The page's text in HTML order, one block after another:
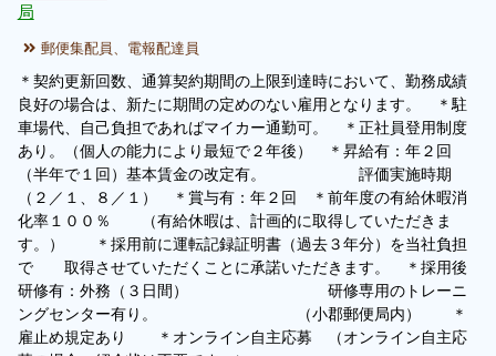
利用者の声
地域連携事業
求人情報検索
各種セミナー
履歴書ジェネレーター
局
郵便集配員、電報配達員
＊契約更新回数、通算契約期間の上限到達時において、勤務成績
良好の場合は、新たに期間の定めのない雇用となります。 ＊駐
車場代、自己負担であればマイカー通勤可。 ＊正社員登用制度
あり。（個人の能力により最短で２年後） ＊昇給有：年２回
（半年で１回）基本賃金の改定有。 評価実施時期
（２／１、８／１） ＊賞与有：年２回 ＊前年度の有給休暇消
化率１００％ （有給休暇は、計画的に取得していただきま
す。） ＊採用前に運転記録証明書（過去３年分）を当社負担
で 取得させていただくことに承諾いただきます。 ＊採用後
研修有：外務（３日間） 研修専用のトレーニ
ングセンター有り。 （小郡郵便局内） ＊
雇止め規定あり ＊オンライン自主応募 （オンライン自主応